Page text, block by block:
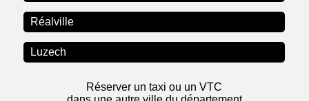
Réalville
Luzech
Réserver un taxi ou un VTC